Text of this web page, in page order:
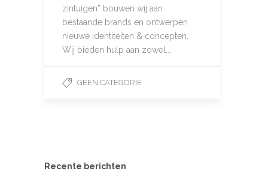
zintuigen” bouwen wij aan
bestaande brands en ontwerpen
nieuwe identiteiten & concepten.
Wij bieden hulp aan zowel...
GEEN CATEGORIE
Recente berichten